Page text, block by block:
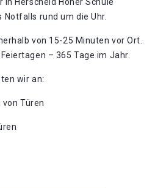
rund um die Uhr.
von 15-25 Minuten vor Ort.
– 365 Tage im Jahr.
wir an:
Türen